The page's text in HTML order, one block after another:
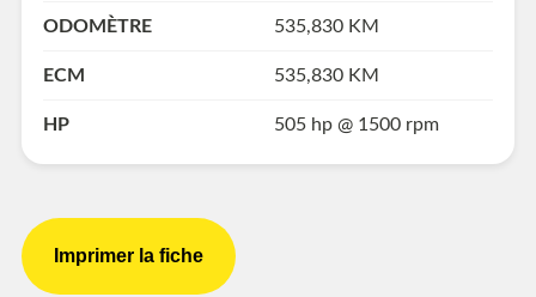
ODOMÈTRE 535,830 KM
ECM 535,830 KM
HP 505 hp @ 1500 rpm
Imprimer la fiche